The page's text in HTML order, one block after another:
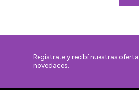
Registrate y recibí nuestras
novedades.